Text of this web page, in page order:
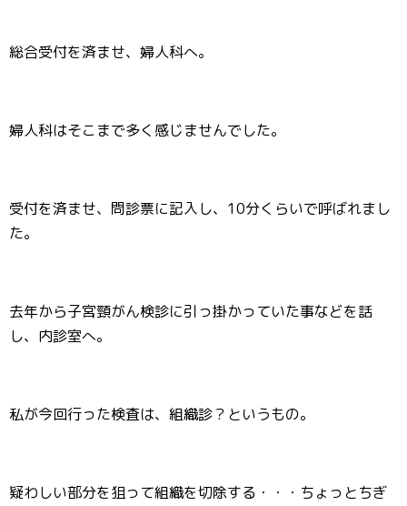
総合受付を済ませ、婦人科へ。
婦人科はそこまで多く感じませんでした。
受付を済ませ、問診票に記入し、10分くらいで呼ばれまし
た。
去年から子宮頸がん検診に引っ掛かっていた事などを話
し、内診室へ。
私が今回行った検査は、組織診？というもの。
疑わしい部分を狙って組織を切除する・・・ちょっとちぎ